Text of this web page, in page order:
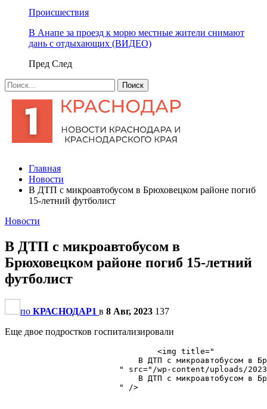
Происшествия
В Анапе за проезд к морю местные жители снимают
дань с отдыхающих (ВИДЕО)
Пред След
Главная
Новости
​В ДТП с микроавтобусом в Брюховецком районе погиб
15-летний футболист
Новости
​В ДТП с микроавтобусом в
Брюховецком районе погиб 15-летний
футболист
по КРАСНОДАР1 в 8 Авг, 2023 137
Еще двое подростков госпитализировали
                                <img title="
​В ДТП с микроавтобусом в
" src="/wp-content/uploads/
​В ДТП с микроавтобусом в
                        " />